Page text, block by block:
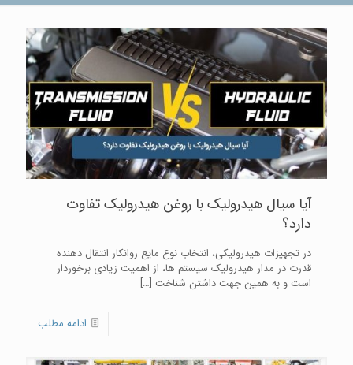
آیا سیال هیدرولیک با روغن هیدرولیک تفاوت
دارد؟
در تجهیزات هیدرولیکی، انتخاب نوع مایع روانکار انتقال دهنده
قدرت در مدار هیدرولیک سیستم ها، از اهمیت زیادی برخوردار
است و به همین جهت داشتن شناخت […]
ادامه مطلب